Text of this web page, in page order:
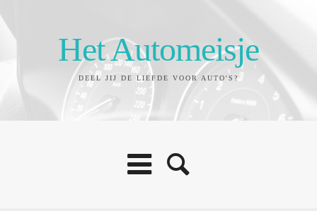
Het Automeisje
DEEL JIJ DE LIEFDE VOOR AUTO'S?